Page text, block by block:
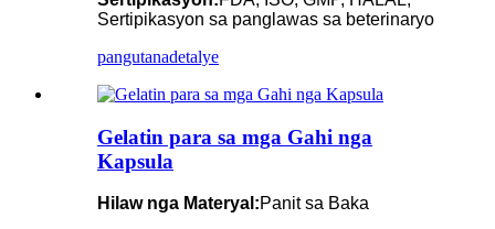
Sertipikasyon sa panglawas sa beterinaryo
pangutanadetalye
Gelatin para sa mga Gahi nga
Kapsula
Hilaw nga Materyal:Panit sa Baka